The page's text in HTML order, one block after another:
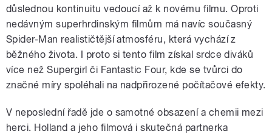
důslednou kontinuitu vedoucí až k novému filmu. Oproti
nedávným superhrdinským filmům má navíc současný
Spider-Man realističtější atmosféru, která vychází z
běžného života. I proto si tento film získal srdce diváků
více než Supergirl či Fantastic Four, kde se tvůrci do
značné míry spoléhali na nadpřirozené počítačové efekty.
V neposlední řadě jde o samotné obsazení a chemii mezi
herci. Holland a jeho filmová i skutečná partnerka